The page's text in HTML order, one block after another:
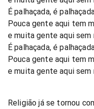
É palhaçada, é
Pouca gente aqui tem
e muita gente aqui sem
É palhaçada, é
Pouca gente aqui tem
e muita gente aqui sem
Religião já se tornou